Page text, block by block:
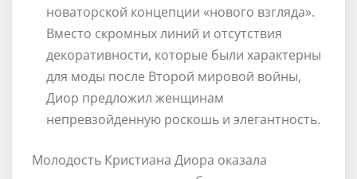
новаторской концепции «нового взгляда».
Вместо скромных линий и отсутствия
декоративности, которые были характерны
для моды после Второй мировой войны,
Диор предложил женщинам
непревзойденную роскошь и элегантность.
Молодость Кристиана Диора оказала